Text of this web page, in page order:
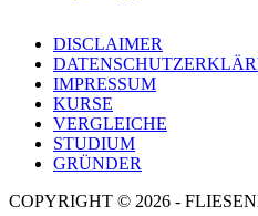
DISCLAIMER
IMPRESSUM
KURSE
VERGLEICHE
STUDIUM
GRÜNDER
COPYRIGHT © 2026 -